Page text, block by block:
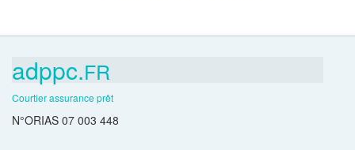
adppc.FR
Courtier assurance prêt
N°ORIAS 07 003 448